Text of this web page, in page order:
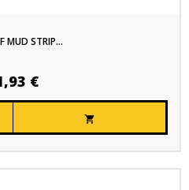
MUD STRIP...
€
